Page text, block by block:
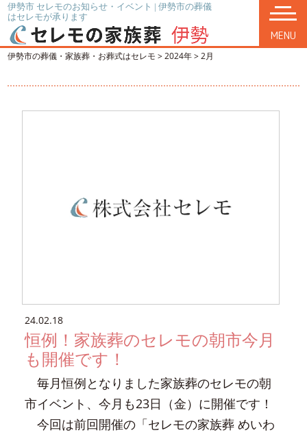
伊勢市 セレモのお知らせ・イベント | 伊勢市の葬儀
はセレモが承ります
MENU
伊勢市の葬儀・家族葬・お葬式はセレモ >2024年>2月
24.02.18
恒例！家族葬のセレモの朝市今月
も開催です！
毎月恒例となりました家族葬のセレモの朝
市イベント、今月も23日（金）に開催です！
今回は前回開催の「セレモの家族葬 めいわ